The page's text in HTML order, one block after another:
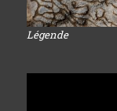
Légende